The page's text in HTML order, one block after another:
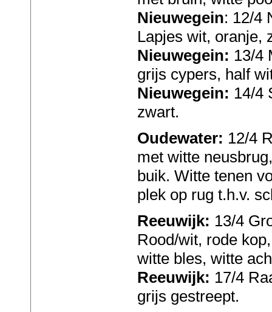
Nieuwegein: 12/4
Lapjes wit, oranje,
Nieuwegein: 13/4
grijs cypers, half
Nieuwegein: 14/4
zwart.
Oudewater: 12/4
met witte
buik. Witte tenen
plek op rug t.h.v.
Reeuwijk: 13/4
Rood/wit, rode
witte bles, witte
Reeuwijk: 17/4
grijs gestreept.